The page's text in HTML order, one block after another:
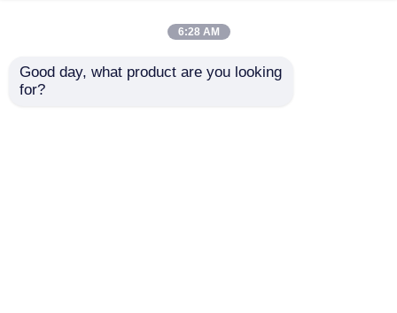
6:28 AM
Good day, what product are you looking
for?